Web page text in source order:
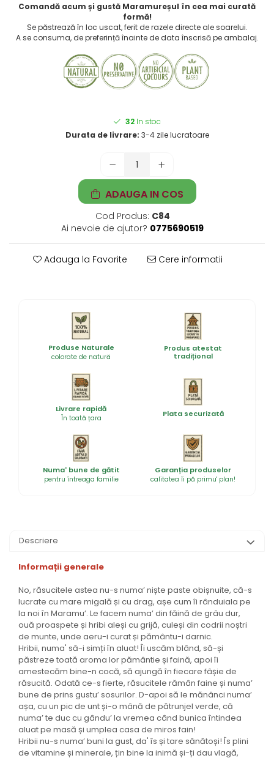
Comandă acum și gustă Maramureșul în cea mai curată
formă!
Se păstrează în loc uscat, ferit de razele directe ale soarelui.
A se consuma, de preferință înainte de data înscrisă pe ambalaj.
32 In stoc
Durata de livrare: 3-4 zile lucratoare
ADAUGA IN COS
Cod Produs: C84
Ai nevoie de ajutor? 0775690519
Adauga la Favorite Cere informatii
Produse Naturale
colorate de natură
Produs atestat
tradițional
Livrare rapidă
În toată țara Plata securizată
Numa' bune de gătit
pentru întreaga familie
Garanția produselor
calitatea îi pă primu' plan!
Descriere
Informații generale
No, răsucitele astea nu-s numa’ niște paste obișnuite, că-s
lucrate cu mare migală și cu drag, așe cum îi rânduiala pe
la noi în Maramu’. Le facem numa’ din făină de grâu dur,
ouă proaspete și hribi aleși cu grijă, culeși din codrii noștri
de munte, unde aeru-i curat și pământu-i darnic.
Hribii, numa' să-i simți în aluat! Îi uscăm blând, să-și
păstreze toată aroma lor pământie și faină, apoi îi
amestecăm bine-n cocă, să ajungă în fiecare fâșie de
răsucită. Odată ce-s fierte, răsucitele rămân faine și numa’
bune de prins gustu’ sosurilor. D-apoi să le mănânci numa’
așa, cu un pic de unt și-o mână de pătrunjel verde, că
numa’ te duc cu gându’ la vremea când bunica întindea
aluat pe masă și umplea casa de miros fain!
Hribii nu-s numa’ buni la gust, da' îs și tare sănătoși! Îs plini
de vitamine și minerale, țin bine la inimă și-ți dau vlagă,